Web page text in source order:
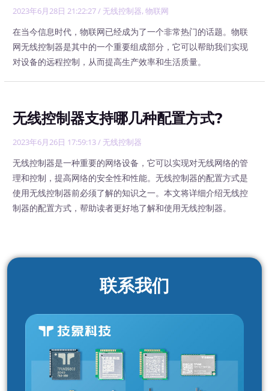
2023年6月28日 21:22:27/ 无线控制器,物联网
在当今信息时代，物联网已经成为了一个非常热门的话题。物联
网无线控制器是其中的一个重要组成部分，它可以帮助我们实现
对设备的远程控制，从而提高生产效率和生活质量。
无线控制器支持哪几种配置方式?
2023年6月26日 17:59:13/ 无线控制器
无线控制器是一种重要的网络设备，它可以实现对无线网络的管
理和控制，提高网络的安全性和性能。无线控制器的配置方式是
使用无线控制器前必须了解的知识之一。本文将详细介绍无线控
制器的配置方式，帮助读者更好地了解和使用无线控制器。
联系我们